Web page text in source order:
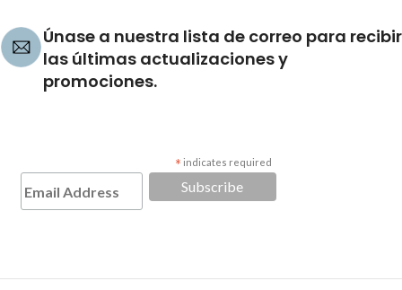
Únase a nuestra lista de correo para recibir
las últimas actualizaciones y
promociones.
* indicates required